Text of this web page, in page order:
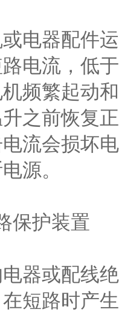
器配件运
电流，低
频繁起动
之前恢复
流会损坏
源。
护装置
或配线绝
短路时产